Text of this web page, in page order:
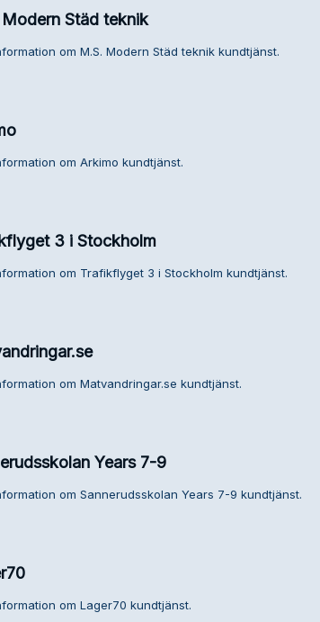
Modern Städ teknik
om M.S. Modern Städ teknik kundtjänst.
om Arkimo kundtjänst.
3 i Stockholm
om Trafikflyget 3 i Stockholm kundtjänst.
om Matvandringar.se kundtjänst.
Years 7-9
om Sannerudsskolan Years 7-9 kundtjänst.
om Lager70 kundtjänst.